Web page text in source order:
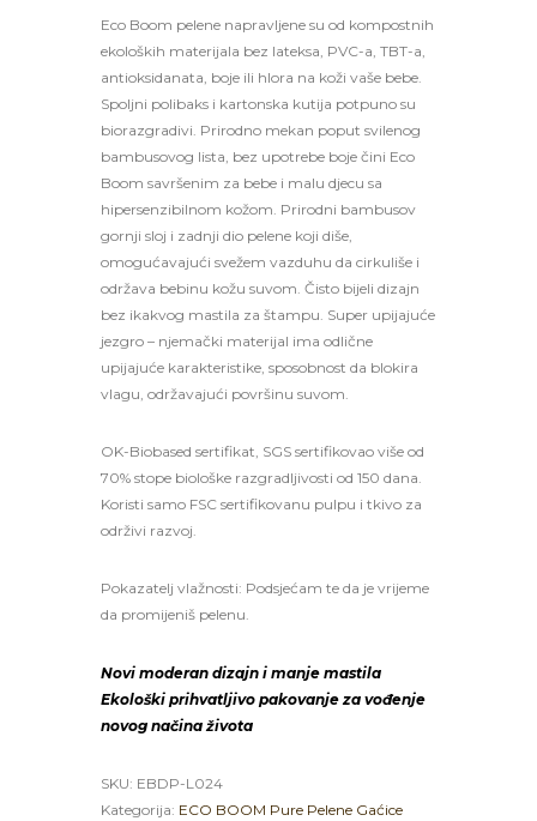
Eco Boom pelene napravljene su od kompostnih
ekoloških materijala bez lateksa, PVC-a, TBT-a,
antioksidanata, boje ili hlora na koži vaše bebe.
Spoljni polibaks i kartonska kutija potpuno su
biorazgradivi. Prirodno mekan poput svilenog
bambusovog lista, bez upotrebe boje čini Eco
Boom savršenim za bebe i malu djecu sa
hipersenzibilnom kožom. Prirodni bambusov
gornji sloj i zadnji dio pelene koji diše,
omogućavajući svežem vazduhu da cirkuliše i
održava bebinu kožu suvom. Čisto bijeli dizajn
bez ikakvog mastila za štampu. Super upijajuće
jezgro – njemački materijal ima odlične
upijajuće karakteristike, sposobnost da blokira
vlagu, održavajući površinu suvom.
OK-Biobased sertifikat, SGS sertifikovao više od
70% stope biološke razgradljivosti od 150 dana.
Koristi samo FSC sertifikovanu pulpu i tkivo za
održivi razvoj.
Pokazatelj vlažnosti: Podsjećam te da je vrijeme
da promijeniš pelenu.
Novi moderan dizajn i manje mastila
Ekološki prihvatljivo pakovanje za vođenje
novog načina života
SKU: EBDP-L024
Kategorija: ECO BOOM Pure Pelene Gaćice